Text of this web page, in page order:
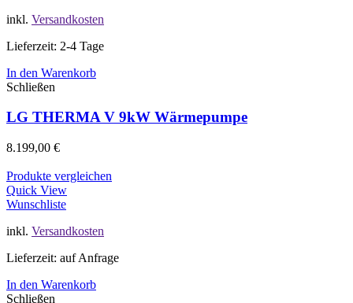
inkl. Versandkosten
Lieferzeit: 2-4 Tage
In den Warenkorb
Schließen
LG THERMA V 9kW Wärmepumpe
8.199,00 €
Produkte vergleichen
Quick View
Wunschliste
inkl. Versandkosten
Lieferzeit: auf Anfrage
In den Warenkorb
Schließen